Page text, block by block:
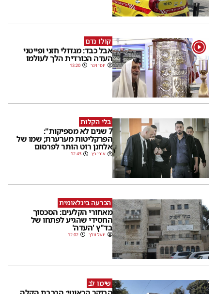
1 קולו נדם
אבל כבד: מגדולי חזני ופייטני
העדה הכורדית הלך לעולמו
יוסי וינר 13:20
בלי הקלות
7 שנים לא מספיקות":
הפרקליטות מערערת; שמו של
אלחנן רוט הותר לפרסום
אורי כץ 12:43
הכרעה בינלאומית
מאחורי הקלעים: הסכסוך
החסידי שהגיע לפתחו של
בד"ץ 'העדה'
יואל וולך 12:02
שימו לב